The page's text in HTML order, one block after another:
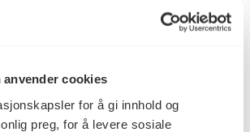
anvender cookies
for å gi innhold og
preg, for å levere sosiale
0811 – Skåland ungdomsbase